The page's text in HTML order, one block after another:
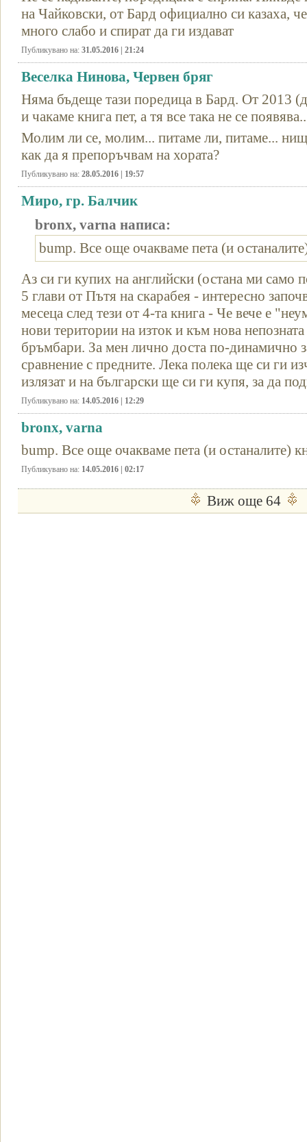
на Чайковски, от Бард официално си казаха,
много слабо и спират да ги издават
Публикувано на: 31.05.2016 | 21:24
Веселка Нинова, Червен бряг
Няма бъдеще тази поредица в Бард. От 2013
и чакаме книга пет, а тя все така не се
Молим ли се, молим... питаме ли, питаме...
как да я препоръчвам на хората?
Публикувано на: 28.05.2016 | 19:57
Миро, гр. Балчик
bronx, varna написа:
bump. Все още очакваме пета (и
Аз си ги купих на английски (остана ми само
5 глави от Пътя на скарабея - интересно
месеца след тези от 4-та книга - Че вече е
нови територии на изток и към нова
бръмбари. За мен лично доста по-динамично
сравнение с предните. Лека полека ще си ги
излязат и на български ще си ги купя, за да
Публикувано на: 14.05.2016 | 12:29
bronx, varna
bump. Все още очакваме пета (и останалите)
Публикувано на: 14.05.2016 | 02:17
Виж още 64